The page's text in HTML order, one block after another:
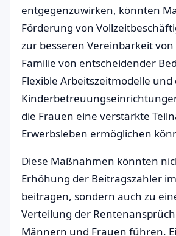
entgegenzuwirken, könnten
Förderung von
zur besseren Vereinbarkeit
Familie von entscheidender
Flexible Arbeitszeitmodelle
die Frauen eine verstärkte
Erwerbsleben ermöglichen
Diese Maßnahmen könnten
Erhöhung der Beitragszahler
beitragen, sondern auch zu
Verteilung der
Männern und Frauen führen.